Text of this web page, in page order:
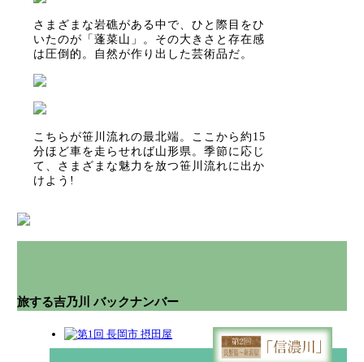
さまざまな岩礁がある中で、ひと際目をひ
いたのが「蓬菜山」。その大きさと存在感
は圧倒的。自然が作り出した芸術品だ。
こちらが笹川流れの最北端。ここから約15
分ほど車を走らせれば山形県。季節に応じ
て、さまざまな魅力を放つ笹川流れに出か
けよう!
旅する吉乃川 バックナンバー